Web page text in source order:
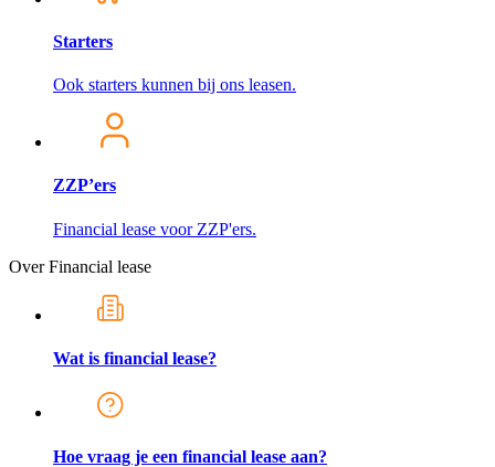
Starters
Ook starters kunnen bij ons leasen.
ZZP’ers
Financial lease voor ZZP'ers.
Over Financial lease
Wat is financial lease?
Hoe vraag je een financial lease aan?